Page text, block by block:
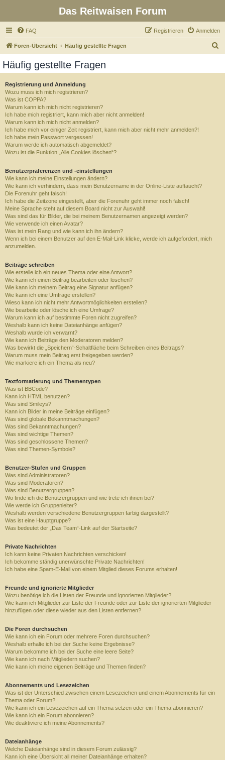
Das Reitwaisen Forum
FAQ Anmelden
Registrieren
Foren-Übersicht Häufig gestellte Fragen
Häufig gestellte Fragen
Registrierung und Anmeldung
Wozu muss ich mich registrieren?
Was ist COPPA?
Warum kann ich mich nicht registrieren?
Ich habe mich registriert, kann mich aber nicht anmelden!
Warum kann ich mich nicht anmelden?
Ich habe mich vor einiger Zeit registriert, kann mich aber nicht mehr anmelden?!
Ich habe mein Passwort vergessen!
Warum werde ich automatisch abgemeldet?
Wozu ist die Funktion „Alle Cookies löschen“?
Benutzerpräferenzen und -einstellungen
Wie kann ich meine Einstellungen ändern?
Wie kann ich verhindern, dass mein Benutzername in der Online-Liste auftaucht?
Die Forenuhr geht falsch!
Ich habe die Zeitzone eingestellt, aber die Forenuhr geht immer noch falsch!
Meine Sprache steht auf diesem Board nicht zur Auswahl!
Was sind das für Bilder, die bei meinem Benutzernamen angezeigt werden?
Wie verwende ich einen Avatar?
Was ist mein Rang und wie kann ich ihn ändern?
Wenn ich bei einem Benutzer auf den E-Mail-Link klicke, werde ich aufgefordert, mich
anzumelden.
Beiträge schreiben
Wie erstelle ich ein neues Thema oder eine Antwort?
Wie kann ich einen Beitrag bearbeiten oder löschen?
Wie kann ich meinem Beitrag eine Signatur anfügen?
Wie kann ich eine Umfrage erstellen?
Wieso kann ich nicht mehr Antwortmöglichkeiten erstellen?
Wie bearbeite oder lösche ich eine Umfrage?
Warum kann ich auf bestimmte Foren nicht zugreifen?
Weshalb kann ich keine Dateianhänge anfügen?
Weshalb wurde ich verwarnt?
Wie kann ich Beiträge den Moderatoren melden?
Was bewirkt die „Speichern“-Schaltfläche beim Schreiben eines Beitrags?
Warum muss mein Beitrag erst freigegeben werden?
Wie markiere ich ein Thema als neu?
Textformatierung und Thementypen
Was ist BBCode?
Kann ich HTML benutzen?
Was sind Smileys?
Kann ich Bilder in meine Beiträge einfügen?
Was sind globale Bekanntmachungen?
Was sind Bekanntmachungen?
Was sind wichtige Themen?
Was sind geschlossene Themen?
Was sind Themen-Symbole?
Benutzer-Stufen und Gruppen
Was sind Administratoren?
Was sind Moderatoren?
Was sind Benutzergruppen?
Wo finde ich die Benutzergruppen und wie trete ich ihnen bei?
Wie werde ich Gruppenleiter?
Weshalb werden verschiedene Benutzergruppen farbig dargestellt?
Was ist eine Hauptgruppe?
Was bedeutet der „Das Team“-Link auf der Startseite?
Private Nachrichten
Ich kann keine Privaten Nachrichten verschicken!
Ich bekomme ständig unerwünschte Private Nachrichten!
Ich habe eine Spam-E-Mail von einem Mitglied dieses Forums erhalten!
Freunde und ignorierte Mitglieder
Wozu benötige ich die Listen der Freunde und ignorierten Mitglieder?
Wie kann ich Mitglieder zur Liste der Freunde oder zur Liste der ignorierten Mitglieder
hinzufügen oder diese wieder aus den Listen entfernen?
Die Foren durchsuchen
Wie kann ich ein Forum oder mehrere Foren durchsuchen?
Weshalb erhalte ich bei der Suche keine Ergebnisse?
Warum bekomme ich bei der Suche eine leere Seite?
Wie kann ich nach Mitgliedern suchen?
Wie kann ich meine eigenen Beiträge und Themen finden?
Abonnements und Lesezeichen
Was ist der Unterschied zwischen einem Lesezeichen und einem Abonnements für ein
Thema oder Forum?
Wie kann ich ein Lesezeichen auf ein Thema setzen oder ein Thema abonnieren?
Wie kann ich ein Forum abonnieren?
Wie deaktiviere ich meine Abonnements?
Dateianhänge
Welche Dateianhänge sind in diesem Forum zulässig?
Kann ich eine Übersicht all meiner Dateianhänge erhalten?